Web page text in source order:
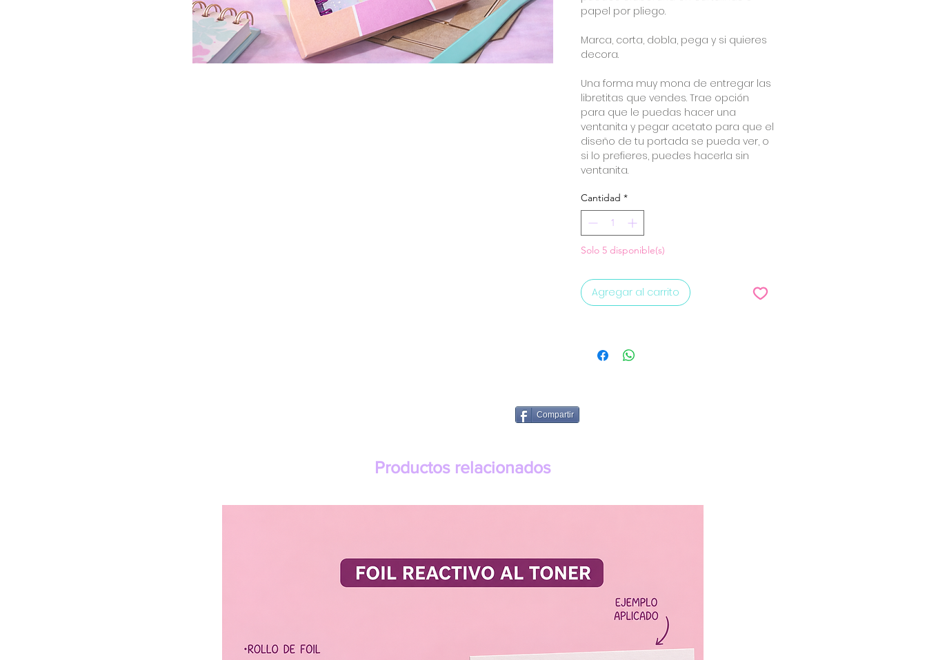
papel por pliego.
Marca, corta, dobla, pega y si quieres
decora.
Una forma muy mona de entregar las
libretitas que vendes. Trae opción
para que le puedas hacer una
ventanita y pegar acetato para que el
diseño de tu portada se pueda ver, o
si lo prefieres, puedes hacerla sin
ventanita.
Cantidad *
Solo 5 disponible(s)
Agregar al carrito
Compartir
Productos relacionados